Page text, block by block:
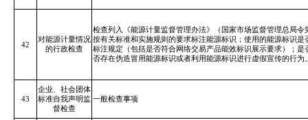
42
对能源计量情况
的行政检查
检查列入《能源计量监督管理办法》（国家市场监督管理总局令
按有关标准和实施规则的要求标注能源标识；使用的能源标识是
标注规定（包括是否符合网络交易产品能效标识展示要求）；是
否存在伪造冒用能源标识或者利用能源标识进行虚假宣传的行为
43
企业、社会团体
标准自我声明监
督检查
一般检查事项